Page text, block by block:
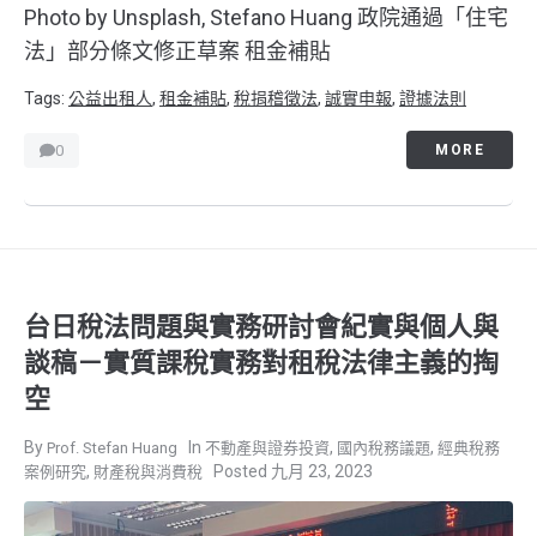
Photo by Unsplash, Stefano Huang 政院通過「住宅
法」部分條文修正草案 租金補貼
Tags: 公益出租人, 租金補貼, 稅捐稽徵法, 誠實申報, 證據法則
0 MORE
台日稅法問題與實務研討會紀實與個人與
談稿－實質課稅實務對租稅法律主義的掏
空
Prof. Stefan Huang 不動產與證券投資, 國內稅務議題, 經典稅務
案例研究, 財產稅與消費稅 九月 23, 2023